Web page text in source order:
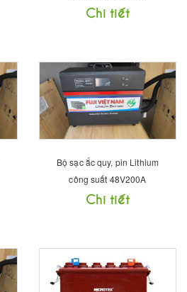
Chi tiết
Bộ sạc ắc quy, pin Lithium
công suất 48V200A
Chi tiết